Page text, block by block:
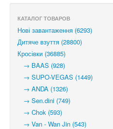
КАТАЛОГ ТОВАРОВ
Нові завантаження (6293)
Дитяче взуття (28800)
Кросівки (36885)
→ BAAS (928)
→ SUPO-VEGAS (1449)
→ ANDA (1326)
→ Sen.dini (749)
→ Chok (593)
→ Van - Wan Jin (543)